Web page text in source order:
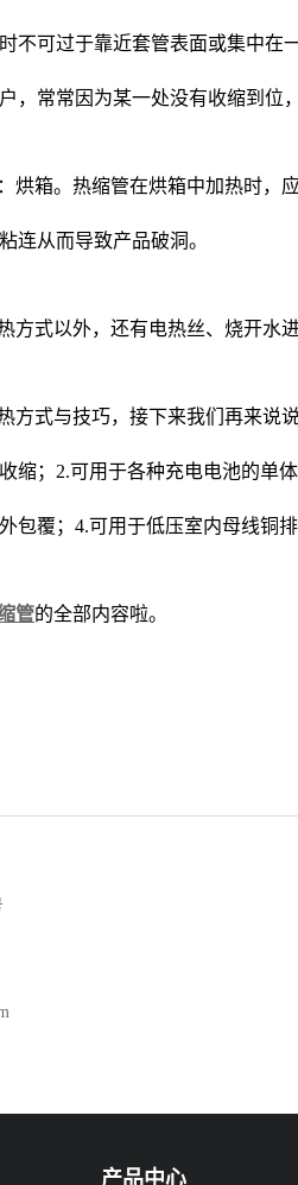
不可过于靠近套管表面或集中在
，常常因为某一处没有收缩到位
烘箱。热缩管在烘箱中加热时，
连从而导致产品破洞。
方式以外，还有电热丝、烧开水
方式与技巧，接下来我们再来说
缩；2.可用于各种充电电池的单
包覆；4.可用于低压室内母线铜
管的全部内容啦。
产品中心